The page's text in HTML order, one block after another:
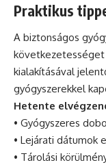
Praktikus
A biztonságos
következetességet
kialakításával
gyógyszerekkel
Hetente
• Gyógyszeres
• Lejárati dátumok
• Tárolási